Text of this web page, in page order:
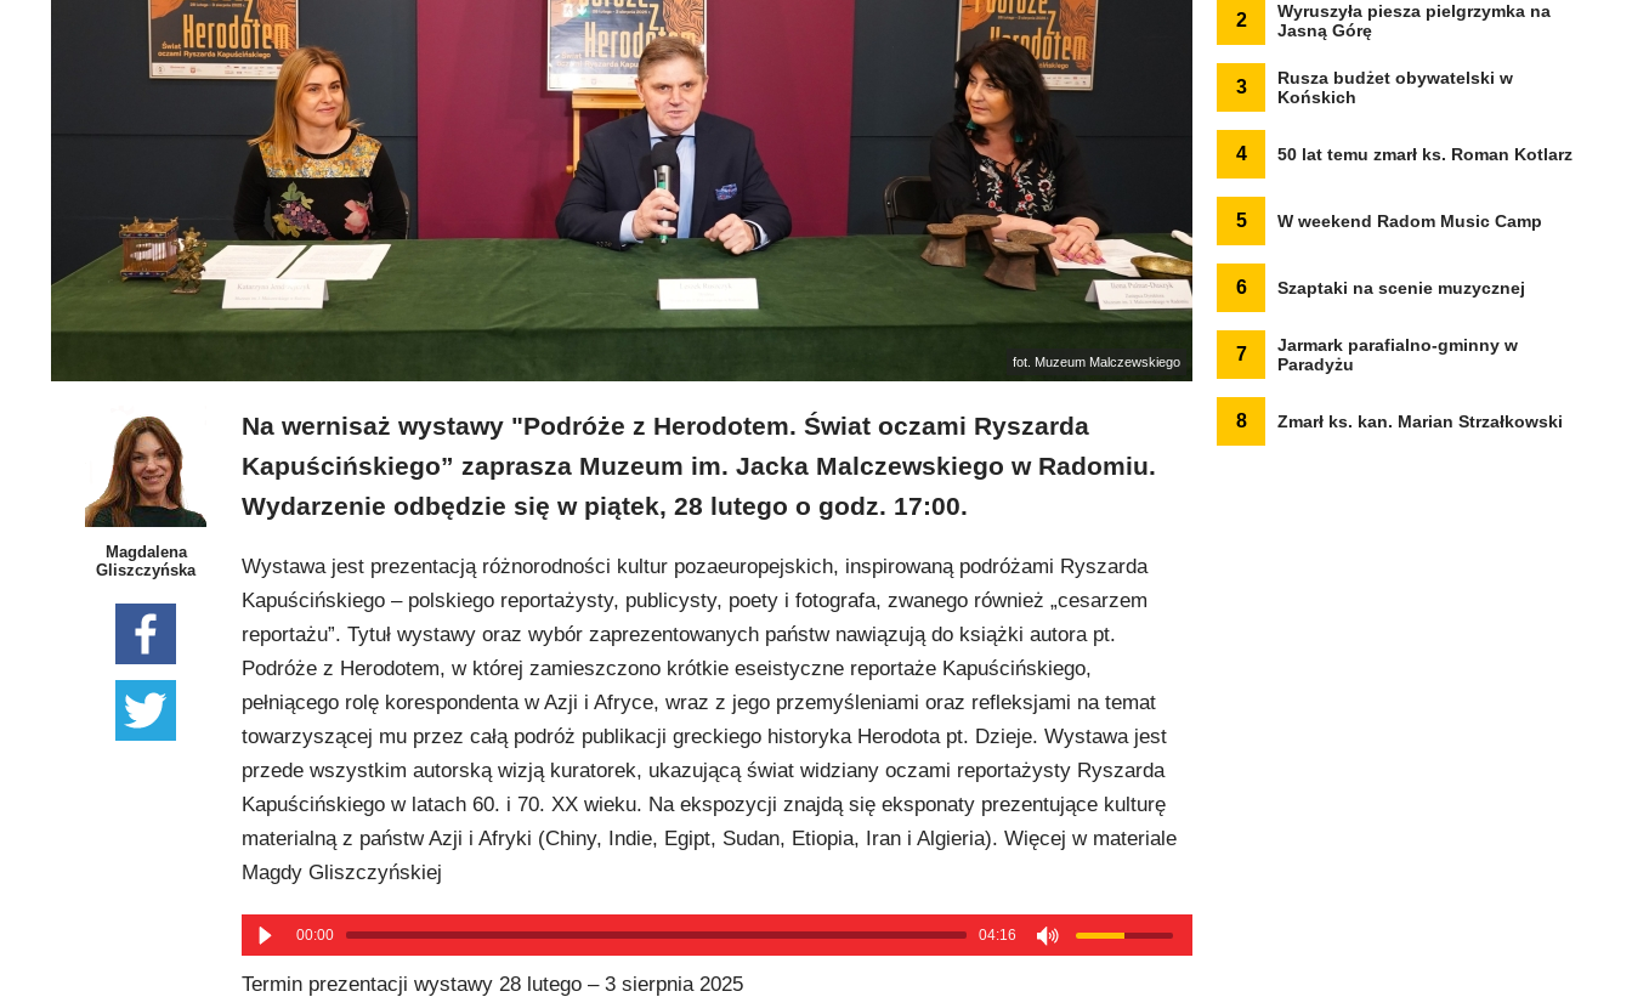
fot. Muzeum Malczewskiego
Magdalena
Gliszczyńska
Na wernisaż wystawy "Podróże z Herodotem. Świat oczami Ryszarda
Kapuścińskiego” zaprasza Muzeum im. Jacka Malczewskiego w Radomiu.
Wydarzenie odbędzie się w piątek, 28 lutego o godz. 17:00.
Wystawa jest prezentacją różnorodności kultur pozaeuropejskich, inspirowaną podróżami Ryszarda
Kapuścińskiego – polskiego reportażysty, publicysty, poety i fotografa, zwanego również „cesarzem
reportażu”. Tytuł wystawy oraz wybór zaprezentowanych państw nawiązują do książki autora pt.
Podróże z Herodotem, w której zamieszczono krótkie eseistyczne reportaże Kapuścińskiego,
pełniącego rolę korespondenta w Azji i Afryce, wraz z jego przemyśleniami oraz refleksjami na temat
towarzyszącej mu przez całą podróż publikacji greckiego historyka Herodota pt. Dzieje. Wystawa jest
przede wszystkim autorską wizją kuratorek, ukazującą świat widziany oczami reportażysty Ryszarda
Kapuścińskiego w latach 60. i 70. XX wieku. Na ekspozycji znajdą się eksponaty prezentujące kulturę
materialną z państw Azji i Afryki (Chiny, Indie, Egipt, Sudan, Etiopia, Iran i Algieria). Więcej w materiale
Magdy Gliszczyńskiej
00:00 04:16
Termin prezentacji wystawy 28 lutego – 3 sierpnia 2025
2
Wyruszyła piesza pielgrzymka na
Jasną Górę
3
Rusza budżet obywatelski w
Końskich
4 50 lat temu zmarł ks. Roman Kotlarz
5 W weekend Radom Music Camp
6 Szaptaki na scenie muzycznej
7
Jarmark parafialno-gminny w
Paradyżu
8 Zmarł ks. kan. Marian Strzałkowski